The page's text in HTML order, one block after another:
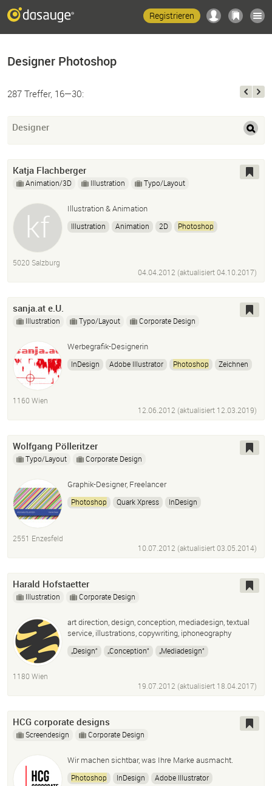
Registrieren
Designer Photoshop
287 Treffer, 16—30:
Designer
Katja Flachberger
Animation/3D Illustration Typo/Layout
Illustration & Animation
Illustration Animation 2D
Photoshop
5020 Salzburg
04.04.2012 (aktualisiert04.10.2017)
sanja.at e.U.
Illustration Typo/Layout Corporate Design
Werbegrafik-Designerin
InDesign Adobe Illustrator Photoshop
Zeichnen
1160 Wien
12.06.2012 (aktualisiert 12.03.2019)
Wolfgang Pölleritzer
Typo/Layout Corporate Design
Graphik-Designer, Freelancer
Photoshop Quark Xpress
InDesign
2551 Enzesfeld
10.07.2012 (aktualisiert03.05.2014)
Harald Hofstaetter
Illustration Corporate Design
art direction, design, conception, mediadesign, textual
service, illustrations, copywriting, iphoneography
„Design“ „Conception“
„Mediadesign“
„Adobe Cc
Photoshop Adobe Illustrator
InDesign
Muse
Dreamweaver
1180 Wien
19.07.2012 (aktualisiert 18.04.2017)
HCG corporate designs
Screendesign Corporate Design
Wir machen sichtbar, was Ihre Marke ausmacht.
Photoshop InDesign
Adobe Illustrator